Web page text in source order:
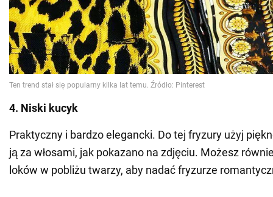
4. Niski kucyk
Praktyczny i bardzo elegancki. Do tej fryzury użyj
ją za włosami, jak pokazano na zdjęciu. Możesz
loków w pobliżu twarzy, aby nadać fryzurze